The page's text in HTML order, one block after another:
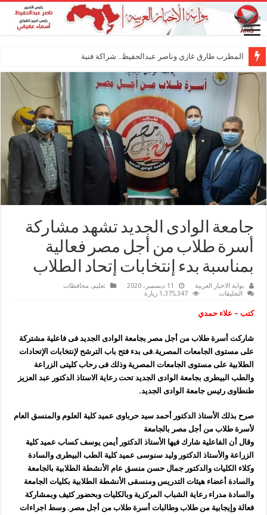
المطرب طارق غازي وناصر عبدالحفيظ.. شراكة فنية ترسم مل
جامعة الوادى الجديد تشهد مشاركة
أسرة طلاب من أجل مصر فعالية
بمناسبة بدء إنتخابات إتحاد الطلاب
بوابة الاخبار العربية 11 ديسمبر، 2020 تعليم, محافظات
التعليقات
الجديد
أسرة
طلاب
من
أجل
مصر
فعالية
بمناسبة
بدء
إتحاد
الطلاب
1,375,347 زيارة
كتب – علاء حمدي
شاركت أسرة طلاب من أجل مصر بجامعة الوادى الجديد فى فاعلية مشتركة
على مستوى الجامعات المصرية.فى بدء فتح باب الترشح لإنتخابات الإتحادات
الطلابية على مستوى الجامعات المصرية وذلك فى رحاب كليتى الزراعة
والطب البيطرى بجامعة الوادى الجديد تحت رعاية الاستاذ الدكتور عبد العزيز
طنطاوى رئيس جامعة الوادى الجديد.
صرح بذلك الأستاذ الدكتور أحمد سيد حرباوى عميد كلية العلوم والمنسق العام
لأسرة طلاب من أجل مصر بالجامعة
وقال أن الفاعلية شارك فيها الأستاذ الدكتور أيمن يوسف كساب عميد كلية
الزراعة والأستاذ الدكتور وليد سنوسى عميد كلية الطب البيطرى والسادة
وكلاء الكليات والدكتور جمال حسن منسق عام الأنشطة الطلابية بالجامعة
والسادة أعضاء هيئات التدريس ومنسقى الأنشطة الطلابية بكليات الجامعة
والسادة مدراء رعاية الشباب المركزية وبالكليات وبحضور كثيف وبمشاركة
فعالة وإيجابية من طلاب وطالبات أسرة طلاب من أجل مصر. وسط اجراءات